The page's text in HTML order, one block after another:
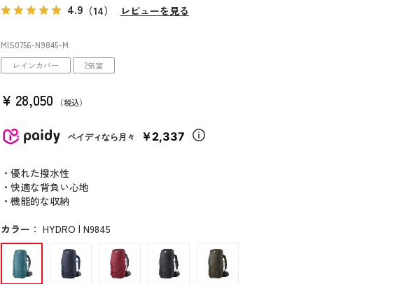
4.9 （14） レビューを見る
MIS0756-N9845-M
レインカバー 2気室
¥ 28,050 税込
ペイディなら月々 ￥2,337
・優れた撥水性
・快適な背負い心地
・機能的な収納
カラー ： HYDRO | N9845